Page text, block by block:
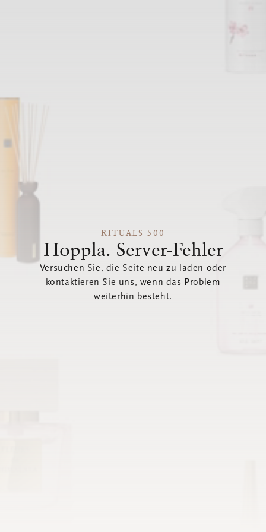
RITUALS 500
Hoppla. Server-Fehler
Versuchen Sie, die Seite neu zu laden oder
kontaktieren Sie uns, wenn das Problem
weiterhin besteht.